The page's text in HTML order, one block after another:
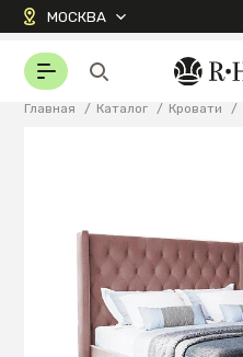
МОСКВА
Главная / Каталог / Кровати /